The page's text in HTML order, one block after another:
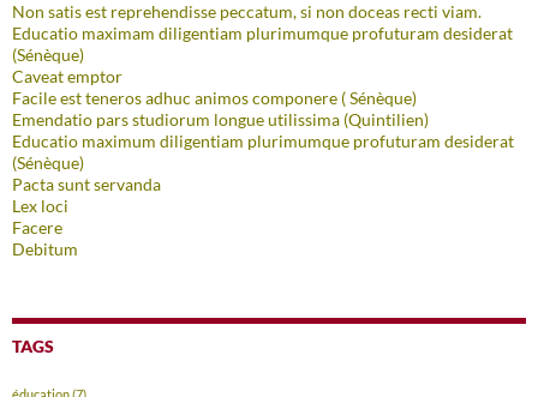
Non satis est reprehendisse peccatum, si non doceas recti viam.
Educatio maximam diligentiam plurimumque profuturam desiderat
(Sénèque)
Caveat emptor
Facile est teneros adhuc animos componere ( Sénèque)
Emendatio pars studiorum longue utilissima (Quintilien)
Educatio maximum diligentiam plurimumque profuturam desiderat
(Sénèque)
Pacta sunt servanda
Lex loci
Facere
Debitum
TAGS